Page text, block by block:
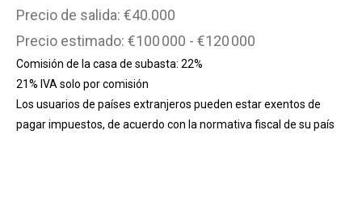
Precio de salida: €40.000
Precio estimado: €100 000 - €120 000
Comisión de la casa de subasta: 22%
21% IVA solo por comisión
Los usuarios de países extranjeros pueden estar exentos de
pagar impuestos, de acuerdo con la normativa fiscal de su país